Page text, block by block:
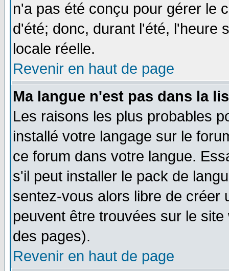
n'a pas été conçu pour gérer le
d'été; donc, durant l'été, l'heure
locale réelle.
Revenir en haut de page
Ma langue n'est pas dans la
Les raisons les plus probables
installé votre langage sur le
ce forum dans votre langue.
s'il peut installer le pack de
sentez-vous alors libre de créer
peuvent être trouvées sur le
des pages).
Revenir en haut de page